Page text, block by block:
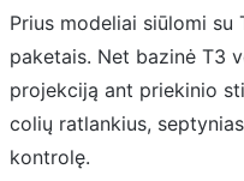
Prius modeliai siūlomi
paketais. Net bazinė T3
projekciją ant priekinio
colių ratlankius,
kontrolę.